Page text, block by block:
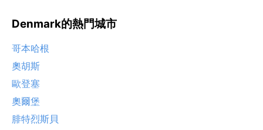
Denmark的熱門城市
哥本哈根
奧胡斯
歐登塞
奧爾堡
腓特烈斯貝